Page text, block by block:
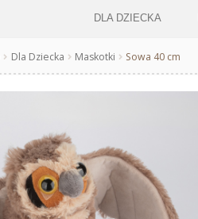
DLA DZIECKA
Dla Dziecka Maskotki Sowa 40 cm